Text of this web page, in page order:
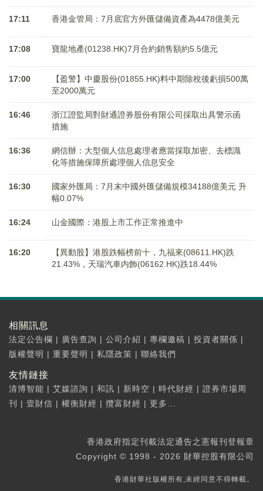
17:11 香港金管局：7月底官方外匯儲備資產為4478億美元
17:08 寶龍地產(01238.HK)7月合約銷售額約5.5億元
17:00
【盈警】中慶股份(01855.HK)料中期除稅後虧損500萬
至2000萬元
16:46
浙江證監局對財通證券股份有限公司採取出具警示函
措施
16:36
網信辦：大型個人信息處理者應當採取加密、去標識
化等措施保障所處理個人信息安全
16:30
國家外匯局：7月末中國外匯儲備規模34188億美元 升
幅0.07%
16:24 山金國際：港股上市工作正常推進中
16:20
【異動股】港股跌幅榜前十，九福來(08611.HK)跌
21.43%，天瑞汽車内飾(06162.HK)跌18.44%
相關訊息
法定公告欄 | 廣告查詢 | 公司介紹 | 專欄邀稿 | 投資者關係 |
版權聲明 | 重要聲明 | 私隱政策 | 聯絡我們
友情鏈接
清博智能 | 艾媒諮詢 | 和訊 | 新時空 | 時代財經 | 證券市場周
刊
| 壹財信 | 權衡財經 | 攬富財經 | 更多...
香港政府指定刊載法定通告之憲報刊登報章
Copyright © 1998 - 2026 財華控股有限公司
香港財華社版權所有,未經同意不得轉載。